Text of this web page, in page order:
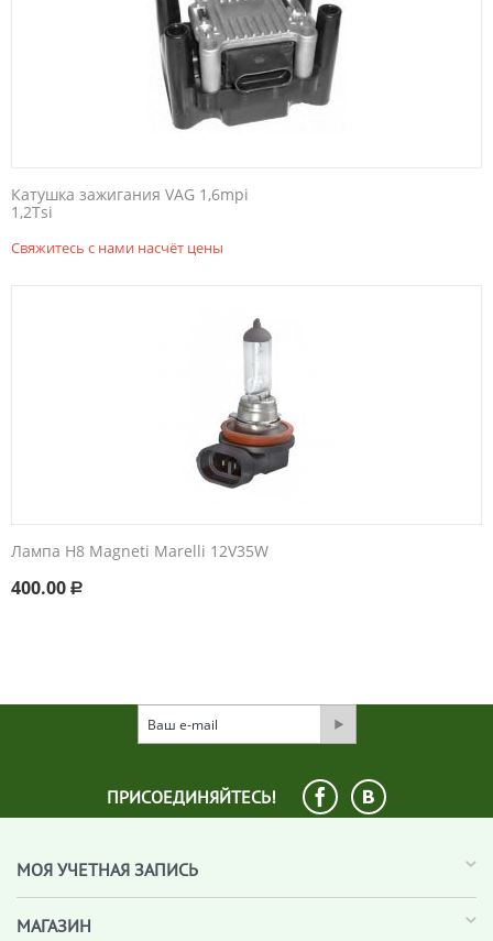
Катушка зажигания VAG 1,6mpi
1,2Tsi
Свяжитесь с нами насчёт цены
Лампа H8 Magneti Marelli 12V35W
400.00 Р
ПРИСОЕДИНЯЙТЕСЬ!
МОЯ УЧЕТНАЯ ЗАПИСЬ
МАГАЗИН